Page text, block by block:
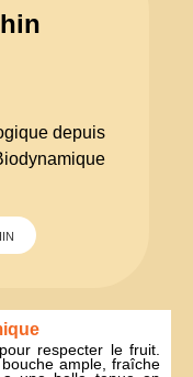
depuis
respecter le fruit.
ample, fraîche